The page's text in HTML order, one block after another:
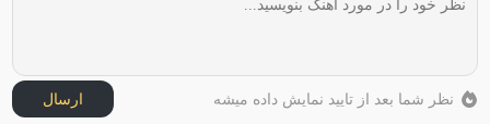
نظر شما بعد از تایید نمایش داده میشه ارسال